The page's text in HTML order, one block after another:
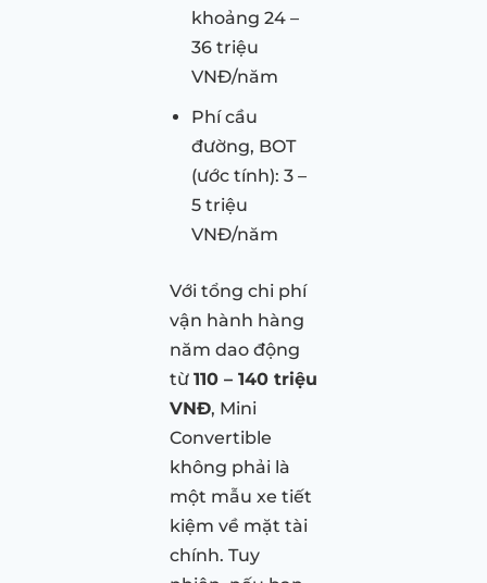
khoảng 24 –
36 triệu
VNĐ/năm
Phí cầu
đường, BOT
(ước tính): 3 –
5 triệu
VNĐ/năm
Với tổng chi phí
vận hành hàng
năm dao động
từ 110 – 140 triệu
VNĐ, Mini
Convertible
không phải là
một mẫu xe tiết
kiệm về mặt tài
chính. Tuy